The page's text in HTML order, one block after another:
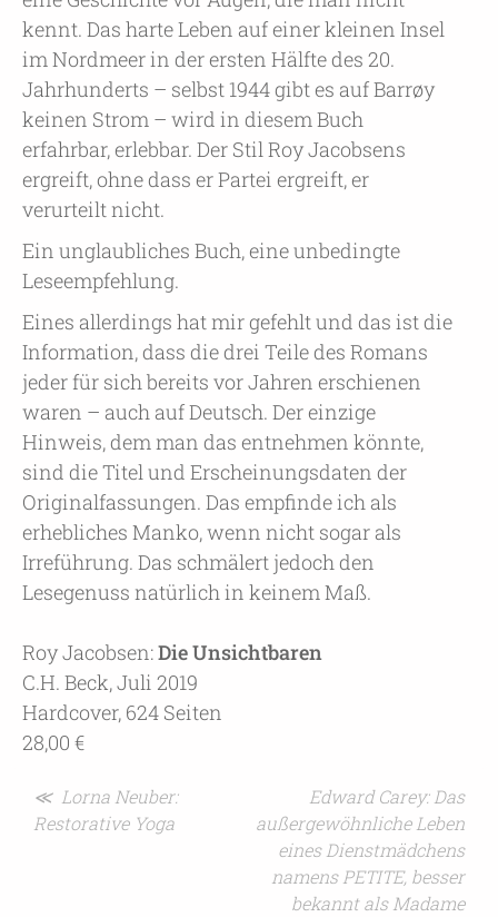
kennt. Das harte Leben auf einer kleinen Insel
im Nordmeer in der ersten Hälfte des 20.
Jahrhunderts – selbst 1944 gibt es auf Barrøy
keinen Strom – wird in diesem Buch
erfahrbar, erlebbar. Der Stil Roy Jacobsens
ergreift, ohne dass er Partei ergreift, er
verurteilt nicht.
Ein unglaubliches Buch, eine unbedingte
Leseempfehlung.
Eines allerdings hat mir gefehlt und das ist die
Information, dass die drei Teile des Romans
jeder für sich bereits vor Jahren erschienen
waren – auch auf Deutsch. Der einzige
Hinweis, dem man das entnehmen könnte,
sind die Titel und Erscheinungsdaten der
Originalfassungen. Das empfinde ich als
erhebliches Manko, wenn nicht sogar als
Irreführung. Das schmälert jedoch den
Lesegenuss natürlich in keinem Maß.
Roy Jacobsen:Die Unsichtbaren
C.H. Beck, Juli 2019
Hardcover, 624 Seiten
28,00 €
Beitragsnavigation
≪ Lorna Neuber:
Restorative Yoga
Edward Carey: Das
außergewöhnliche Leben
eines Dienstmädchens
namens PETITE, besser
bekannt als Madame